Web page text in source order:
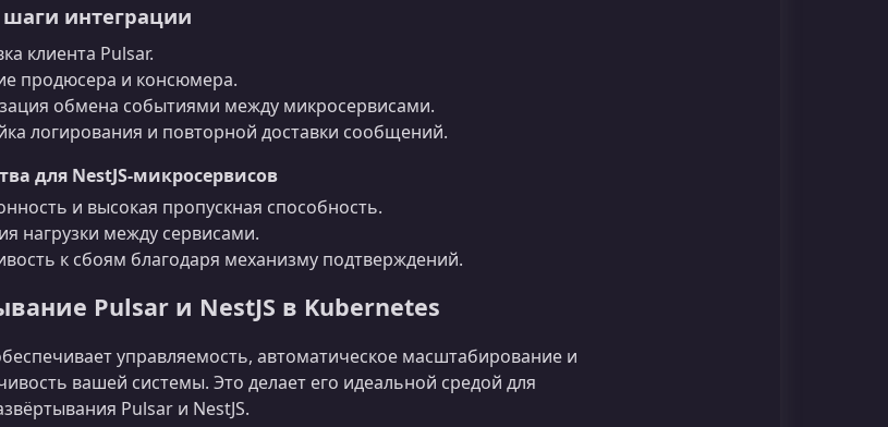
интеграции
клиента Pulsar.
продюсера и консюмера.
обмена событиями между микросервисами.
логирования и повторной доставки сообщений.
для NestJS‑микросервисов
и высокая пропускная способность.
нагрузки между сервисами.
к сбоям благодаря механизму подтверждений.
Pulsar и NestJS в Kubernetes
управляемость, автоматическое масштабирование и
вашей системы. Это делает его идеальной средой для
Pulsar и NestJS.